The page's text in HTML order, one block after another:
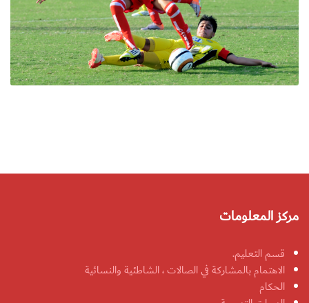
مركز المعلومات
قسم التعليم.
الاهتمام بالمشاركة في الصالات ، الشاطئية والنسائية
الحكام